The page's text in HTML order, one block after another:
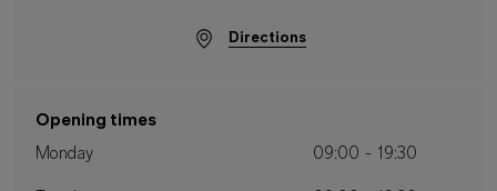
Directions
Opening times
Monday
09:00 - 19:30